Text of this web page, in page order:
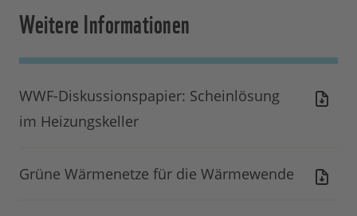
Weitere Informationen
WWF-Diskussionspapier: Scheinlösung
im Heizungskeller
Grüne Wärmenetze für die Wärmewende